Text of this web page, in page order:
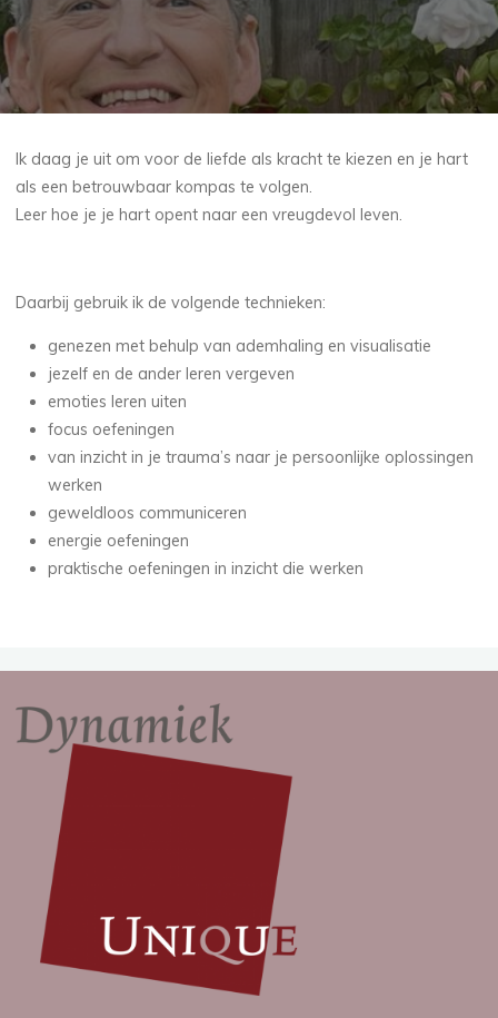
Ik daag je uit om voor de liefde als kracht te kiezen en je hart
als een betrouwbaar kompas te volgen.
Leer hoe je je hart opent naar een vreugdevol leven.
Daarbij gebruik ik de volgende technieken:
genezen met behulp van ademhaling en visualisatie
jezelf en de ander leren vergeven
emoties leren uiten
focus oefeningen
van inzicht in je trauma’s naar je persoonlijke oplossingen
werken
geweldloos communiceren
energie oefeningen
praktische oefeningen in inzicht die werken